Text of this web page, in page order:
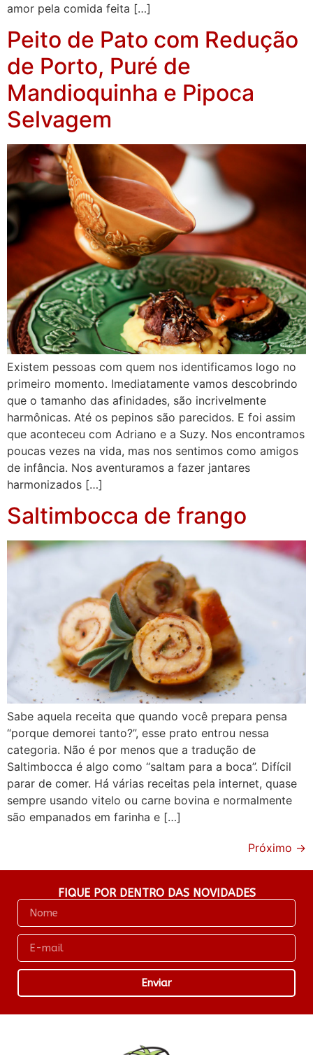
amor pela comida feita […]
Peito de Pato com Redução
de Porto, Puré de
Mandioquinha e Pipoca
Selvagem
Existem pessoas com quem nos identificamos logo no
primeiro momento. Imediatamente vamos descobrindo
que o tamanho das afinidades, são incrivelmente
harmônicas. Até os pepinos são parecidos. E foi assim
que aconteceu com Adriano e a Suzy. Nos encontramos
poucas vezes na vida, mas nos sentimos como amigos
de infância. Nos aventuramos a fazer jantares
harmonizados […]
Saltimbocca de frango
Sabe aquela receita que quando você prepara pensa
“porque demorei tanto?”, esse prato entrou nessa
categoria. Não é por menos que a tradução de
Saltimbocca é algo como “saltam para a boca”. Difícil
parar de comer. Há várias receitas pela internet, quase
sempre usando vitelo ou carne bovina e normalmente
são empanados em farinha e […]
Próximo →
FIQUE POR DENTRO DAS NOVIDADES
Enviar